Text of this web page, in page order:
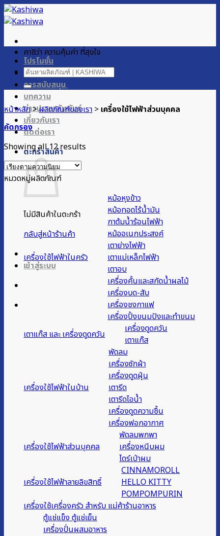
ข้าม
ไป
เนื้อหา
โปรโมชั่น
ผลิตภัณฑ์ของเรา
การสนับสนุน
บทความ
ข่าวประชาสัมพันธ์
เกี่ยวกับเรา
ติดต่อเรา
ตะกร้าสินค้า
ไม่มีสินค้าในตะกร้า
กลับสู่หน้าร้านค้า
เข้าสู่ระบบ
คาชิว่า ความคุ้มค่า ที่สุขใจ
ค้นหา:
หน้าหลัก>ผลิตภัณฑ์ของเรา > เครื่องใช้ไฟฟ้าส่วนบุคคล
คัดกรอง
Showing all 12 results
หมวดหมู่ผลิตภัณฑ์
เครื่องใช้ไฟฟ้าในครัว
หม้อหุงข้าว
หม้อทอดไร้น้ำมัน
กาต้มน้ำร้อนไฟฟ้า
หม้ออเนกประสงค์
เตาย่างไฟฟ้า
เตาแม่เหล็กไฟฟ้า
เตาอบ
เครื่องคั้นและสกัดน้ำผลไม้
เครื่องบด-สับ
เครื่องชงกาแฟ
เครื่องปิ้งขนมปังและทำขนม
เตาแก๊ส และ เครื่องดูดควัน
เครื่องดูดควัน
เตาแก๊ส
เครื่องใช้ไฟฟ้าในบ้าน
พัดลม
เครื่องซักผ้า
เครื่องดูดฝุ่น
เตารีด
เตารีดไอน้ำ
เครื่องดูดความชื้น
เครื่องฟอกอากาศ
เครื่องใช้ไฟฟ้าส่วนบุคคล
พัดลมพกพา
เครื่องหนีบผม
ไดร์เป่าผม
เครื่องใช้ไฟฟ้าลายลิขสิทธิ์
CINNAMOROLL
HELLO KITTY
POMPOMPURIN
เครื่องใช้เครื่องครัว สำหรับ แม่ค้าร้านอาหาร
ตู้แช่แข็ง ตู้แช่เย็น
เครื่องปั่นผสมอาหาร